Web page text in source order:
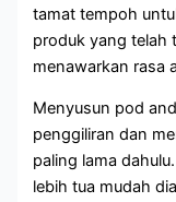
tamat tempoh
produk yang telah
menawarkan rasa
Menyusun pod
penggiliran dan
paling lama
lebih tua mudah